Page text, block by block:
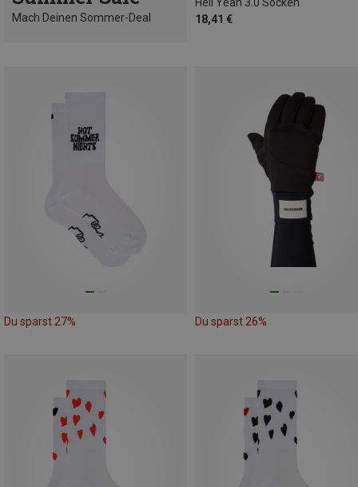
Mach Deinen Sommer-Deal
18,41 €
Du sparst 27% Du sparst 26%